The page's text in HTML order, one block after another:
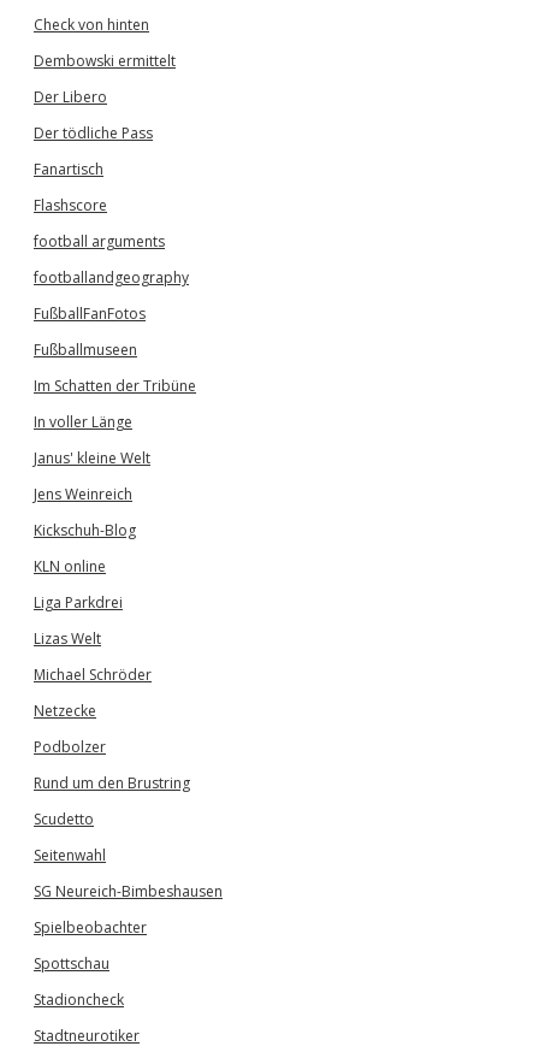
Check von hinten
Dembowski ermittelt
Der Libero
Der tödliche Pass
Fanartisch
Flashscore
football arguments
footballandgeography
FußballFanFotos
Fußballmuseen
Im Schatten der Tribüne
In voller Länge
Janus' kleine Welt
Jens Weinreich
Kickschuh-Blog
KLN online
Liga Parkdrei
Lizas Welt
Michael Schröder
Netzecke
Podbolzer
Rund um den Brustring
Scudetto
Seitenwahl
SG Neureich-Bimbeshausen
Spielbeobachter
Spottschau
Stadioncheck
Stadtneurotiker